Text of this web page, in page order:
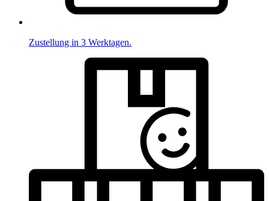
Zustellung in 3 Werktagen.